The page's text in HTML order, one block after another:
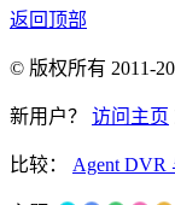
返回顶部
© 版权所有 2011-
新用户？ 访问主页
比较： Agent DVR